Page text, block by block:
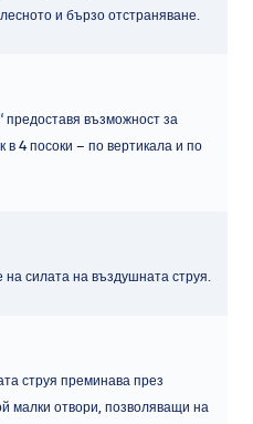
и бързо отстраняване.
предоставя възможност за
4 посоки – по вертикала и по
силата на въздушната струя.
струя преминава през
малки отвори, позволяващи на